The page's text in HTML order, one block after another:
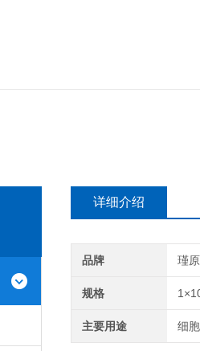
详细介绍
品牌 瑾
规格
主要用途 细